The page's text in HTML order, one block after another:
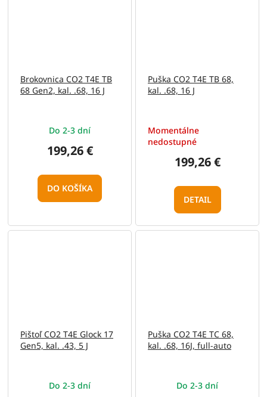
Brokovnica CO2 T4E TB
68 Gen2, kal. .68, 16 J
Do 2-3 dní
199,26 €
DO KOŠÍKA
Puška CO2 T4E TB 68,
kal. .68, 16 J
Momentálne
nedostupné
199,26 €
DETAIL
Pištoľ CO2 T4E Glock 17
Gen5, kal. .43, 5 J
Do 2-3 dní
Puška CO2 T4E TC 68,
kal. .68, 16J, full-auto
Do 2-3 dní